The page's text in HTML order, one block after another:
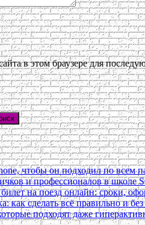
в этом браузере для
чтобы он подходил по всем
и профессионалов в школе
на поезд онлайн: сроки,
как сделать всё правильно и
подходят даже